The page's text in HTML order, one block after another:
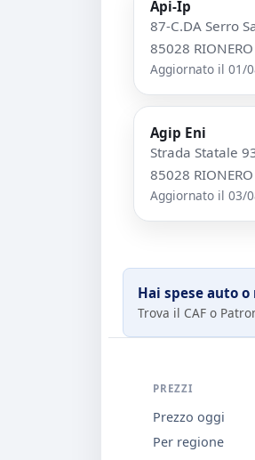
Api-Ip
87-C.DA Serro
85028
Aggiornato il 01/
Agip Eni
Strada Statale
85028
Aggiornato il 03/
Hai spese auto
Trova il CAF o
PREZZI
Prezzo oggi
Per regione